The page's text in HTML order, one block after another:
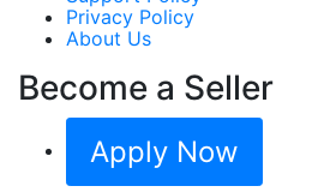
Privacy Policy
About Us
Become a Seller
Apply Now